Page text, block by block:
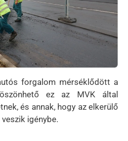
forgalom mérséklődött a
ez az MVK által
és annak, hogy az elkerülő
igénybe.